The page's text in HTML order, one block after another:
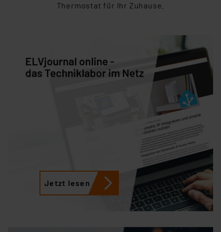
Thermostat für Ihr Zuhause.
Jetzt lesen